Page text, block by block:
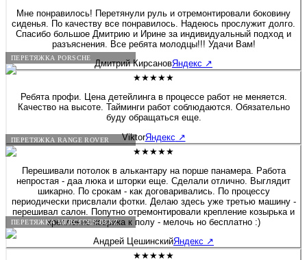
ПЕРЕТЯЖКА PORSCHE
ПЕРЕТЯЖКА RANGE ROVER
ПЕРЕТЯЖКА MERCEDES-BENZ
Мне понравилось! Перетянули руль и отремонтировали боковину
сиденья. По качеству все понравилось. Надеюсь прослужит долго.
Спасибо большое Дмитрию и Ирине за индивидуальный подход и
разъяснения. Все ребята молодцы!!! Удачи Вам!
Дмитрий КирсановЯндекс ↗
★★★★★
Ребята профи. Цена детейлинга в процессе работ не меняется.
Качество на высоте. Тайминги работ соблюдаются. Обязательно
буду обращаться еще.
ViktorЯндекс ↗
★★★★★
Перешивали потолок в алькантару на порше панамера. Работа
непростая - даа люка и шторки еще. Сделали отлично. Выглядит
шикарно. По срокам - как договаривались. По процессу
периодически присвлали фотки. Делаю здесь уже третью машину -
перешивал салон. Попутно отремонтировали крепление козырька и
крепление коврика к полу - мелочь но бесплатно :)
Андрей ЦешинскийЯндекс ↗
★★★★★